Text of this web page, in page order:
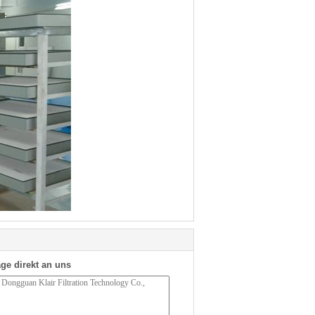
direkt an uns